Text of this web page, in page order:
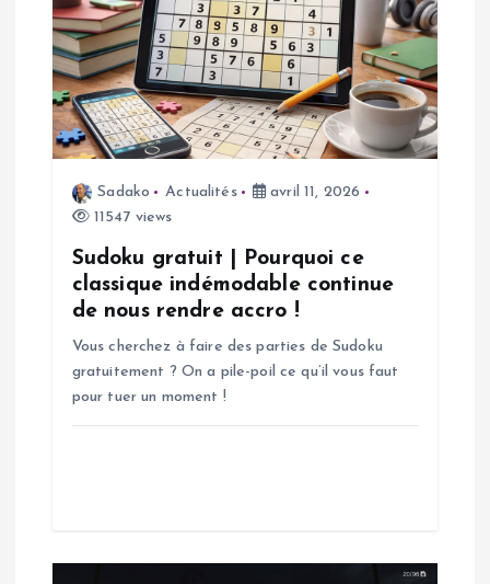
o
n
d
c
Sadako Actualités
avril 11, 2026
11547 views
Sudoku gratuit | Pourquoi ce
classique indémodable continue
de nous rendre accro !
Vous cherchez à faire des parties de Sudoku
gratuitement ? On a pile-poil ce qu’il vous faut
pour tuer un moment !